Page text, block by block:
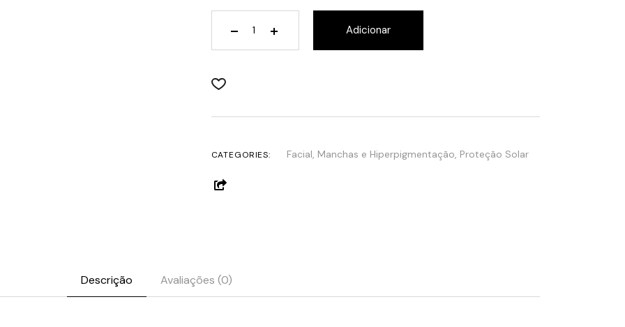
Adicionar
CATEGORIES: Facial, Manchas e Hiperpigmentação, Proteção Solar
Descrição Avaliações (0)